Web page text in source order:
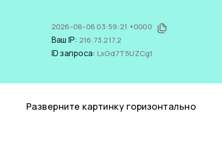
2026-08-06 03:59:21 +0000
Ваш IP: 216.73.217.2
ID запроса: LxGd7T5UZCg1
Разверните картинку горизонтально